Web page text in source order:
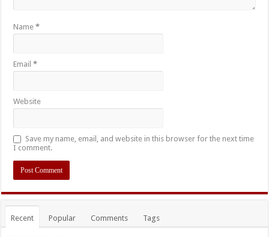
Name*
Email*
Website
Save my name, email, and website in this browser for the next time
I comment.
Recent Popular Comments Tags